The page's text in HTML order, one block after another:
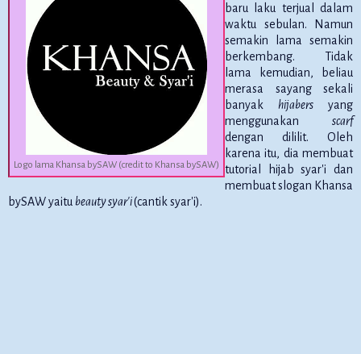
Logo lama Khansa bySAW (credit to Khansa bySAW)
baru laku terjual dalam
waktu sebulan. Namun
semakin lama semakin
berkembang. Tidak
lama kemudian, beliau
merasa sayang sekali
banyak hijabers yang
menggunakan scarf
dengan dililit. Oleh
karena itu, dia membuat
tutorial hijab syar'i dan
membuat slogan Khansa
bySAW yaitubeauty syar'i(cantik syar'i).